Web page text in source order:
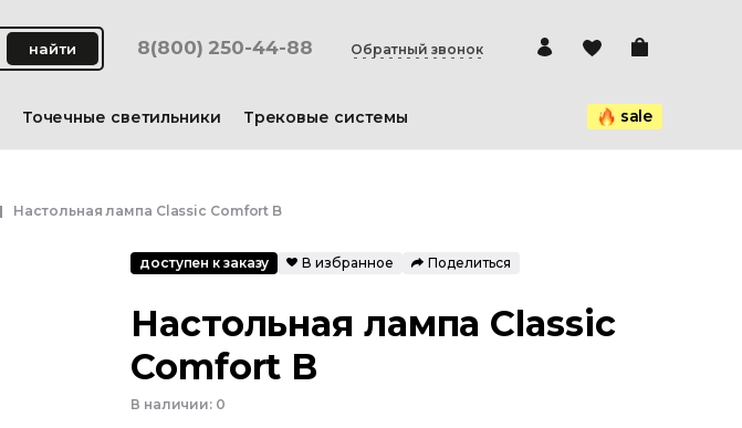
найти 8(800) 250-44-88 Обратный звонок
Точечные светильники Трековые системы sale
Настольная лампа Classic Comfort B
доступен к заказу В избранное Поделиться
Настольная лампа Classic
Comfort B
В наличии: 0